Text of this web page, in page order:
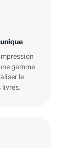
gamme
le
livres.